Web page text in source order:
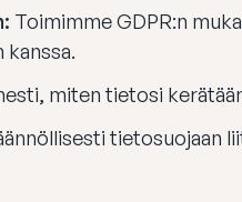
Toimimme GDPR:n
kanssa.
miten tietosi
tietosuojaan